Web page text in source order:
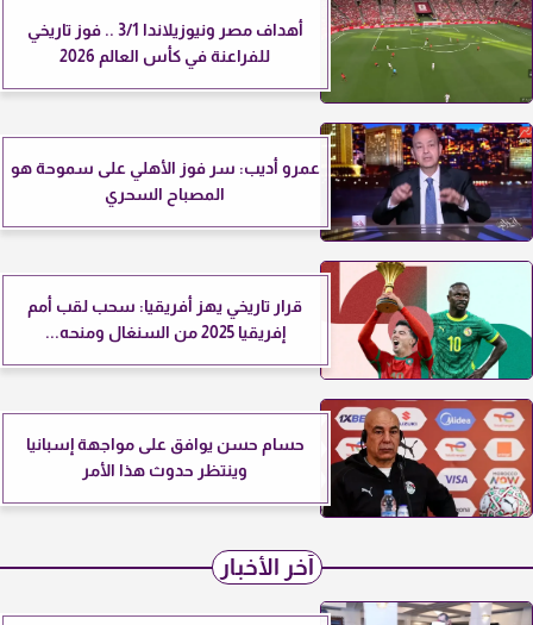
أهداف مصر ونيوزيلاندا 3/1 .. فوز تاريخي
للفراعنة في كأس العالم 2026
عمرو أديب: سر فوز الأهلي على سموحة هو
المصباح السحري
قرار تاريخي يهز أفريقيا: سحب لقب أمم
إفريقيا 2025 من السنغال ومنحه...
حسام حسن يوافق على مواجهة إسبانيا
وينتظر حدوث هذا الأمر
آخر الأخبار